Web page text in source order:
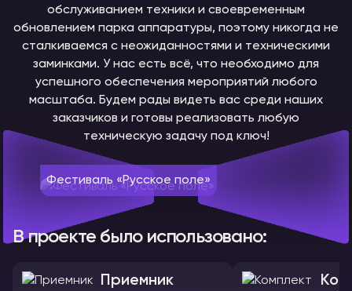
обслуживанием техники и своевременным
обновлением парка аппаратуры, поэтому никогда не
сталкиваемся с неожиданностями и техническими
заминками. У нас есть всё, что необходимо для
успешного обеспечения мероприятий любого
масштаба. Будем рады видеть вас среди наших
заказчиков и готовы реализовать любую
техническую задачу под ключ!
Фестиваль «Русское поле»
В проекте было использовано:
Приемник